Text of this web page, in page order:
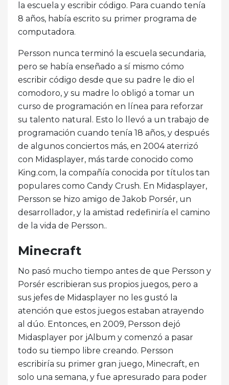
la escuela y escribir código. Para cuando tenía
8 años, había escrito su primer programa de
computadora.
Persson nunca terminó la escuela secundaria,
pero se había enseñado a sí mismo cómo
escribir código desde que su padre le dio el
comodoro, y su madre lo obligó a tomar un
curso de programación en línea para reforzar
su talento natural. Esto lo llevó a un trabajo de
programación cuando tenía 18 años, y después
de algunos conciertos más, en 2004 aterrizó
con Midasplayer, más tarde conocido como
King.com, la compañía conocida por títulos tan
populares como Candy Crush. En Midasplayer,
Persson se hizo amigo de Jakob Porsér, un
desarrollador, y la amistad redefiniría el camino
de la vida de Persson..
Minecraft
No pasó mucho tiempo antes de que Persson y
Porsér escribieran sus propios juegos, pero a
sus jefes de Midasplayer no les gustó la
atención que estos juegos estaban atrayendo
al dúo. Entonces, en 2009, Persson dejó
Midasplayer por jAlbum y comenzó a pasar
todo su tiempo libre creando. Persson
escribiría su primer gran juego, Minecraft, en
solo una semana, y fue apresurado para poder